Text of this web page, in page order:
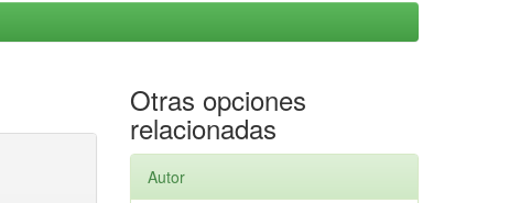
Otras opciones
relacionadas
Autor